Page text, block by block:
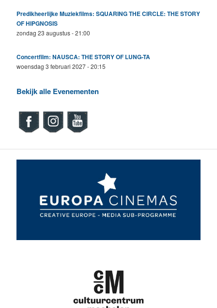
Predikheerlijke Muziekfilms: SQUARING THE CIRCLE: THE STORY
OF HIPGNOSIS
zondag 23 augustus - 21:00
Concertfilm: NAUSCA: THE STORY OF LUNG-TA
woensdag 3 februari 2027 - 20:15
Bekijk alle Evenementen